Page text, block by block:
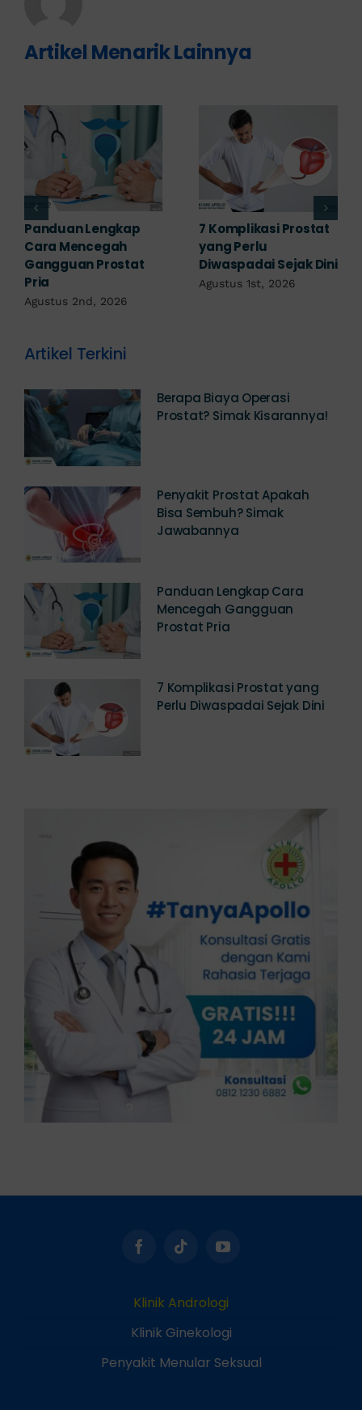
Artikel Menarik Lainnya
Obat Penyakit
Prostat: Pilihan
Terapi Sesuai
Diagnosis
Juli 23rd, 2026
Penyakit Prostat Bisa
Sembuh? Ini
Penjelasannya
Juli 22nd, 2026
Artikel Terkini
Berapa Biaya Operasi
Prostat? Simak Kisarannya!
Penyakit Prostat Apakah
Bisa Sembuh? Simak
Jawabannya
Panduan Lengkap Cara
Mencegah Gangguan
Prostat Pria
7 Komplikasi Prostat yang
Perlu Diwaspadai Sejak Dini
Klinik Andrologi
Klinik Ginekologi
Penyakit Menular Seksual